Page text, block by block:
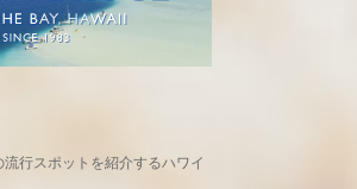
行スポットを紹介するハワイ